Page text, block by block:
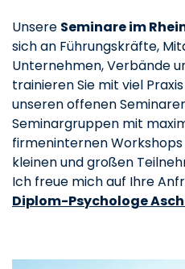
Unsere Seminare im
sich an Führungskräfte,
Unternehmen, Verbände
trainieren Sie mit viel
unseren offenen
Seminargruppen mit
firmeninternen
kleinen und großen
Ich freue mich auf Ihre
Diplom-Psychologe